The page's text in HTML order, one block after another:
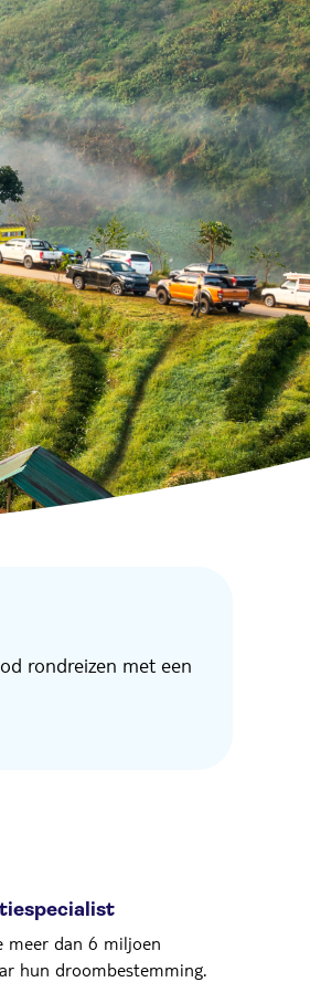
rondreizen met een
meer dan 6 miljoen
hun droombestemming.